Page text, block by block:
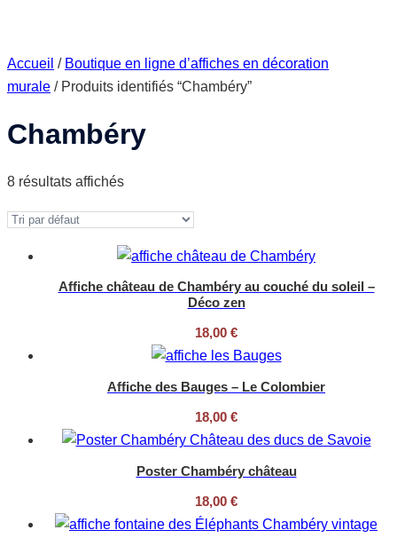
Accueil / Boutique en ligne d’affiches en décoration
murale / Produits identifiés “Chambéry”
Chambéry
8 résultats affichés
Affiche château de Chambéry au couché du soleil –
Déco zen
18,00 €
Affiche des Bauges – Le Colombier
18,00 €
Poster Chambéry château
18,00 €